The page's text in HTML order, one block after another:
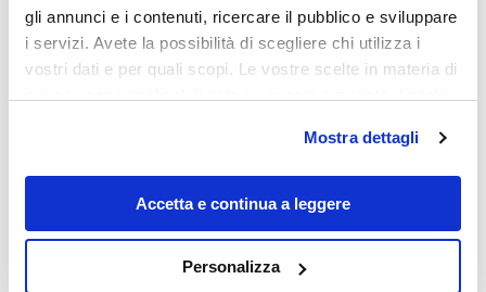
gli annunci e i contenuti, ricercare il pubblico e sviluppare
i servizi. Avete la possibilità di scegliere chi utilizza i
vostri dati e per quali scopi. Le vostre scelte in materia di
modificare o revocare il proprio consenso in qualsiasi
momento dalla Dichiarazione sui cookie o facendo clic
sull'icona di attivazione della privacy.
raccogliere informazioni sulla tua posizione
Mostra dettagli
Accetta e continua a leggere
Personalizza
Diari di viaggio
Valentino Quintana